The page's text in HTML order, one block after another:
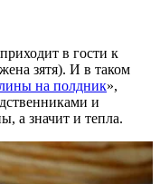
в гости к
зятя). И в таком
на полдник»,
и
а значит и тепла.